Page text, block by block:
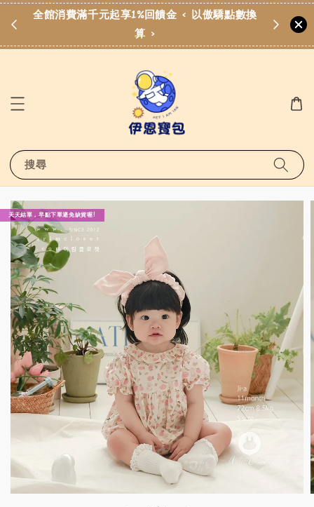
全館消費滿千元起享1%回饋金 < 以傲驕點數換
算 >
搜尋
天天結單，早點下單避免缺貨喔!